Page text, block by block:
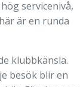
servicenivå,
är en runda
klubbkänsla.
besök blir en